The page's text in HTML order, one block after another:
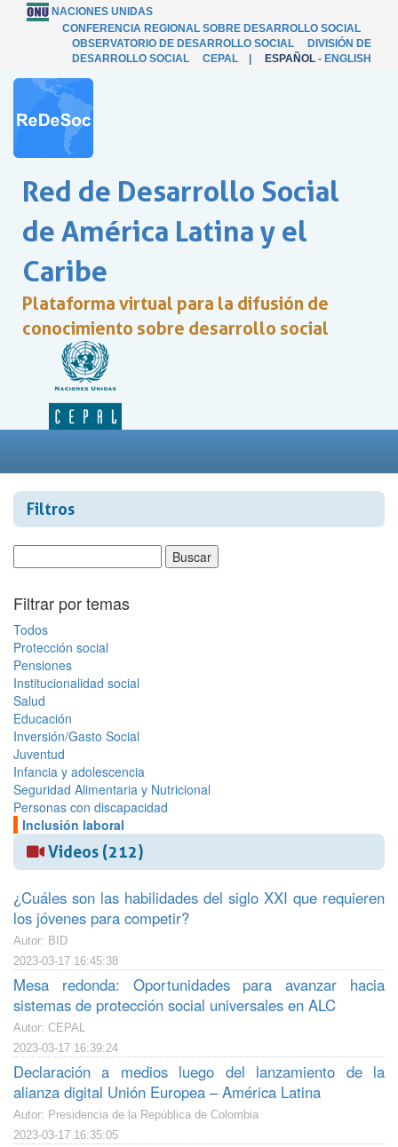
NACIONES UNIDAS
CONFERENCIA REGIONAL SOBRE DESARROLLO SOCIAL
OBSERVATORIO DE DESARROLLO SOCIAL
DIVISIÓN DE
DESARROLLO SOCIAL
CEPAL ESPAÑOL - ENGLISH
Red de Desarrollo Social
de América Latina y el
Caribe
Plataforma virtual para la difusión de
conocimiento sobre desarrollo social
Filtros
Filtrar por temas
Todos
Protección social
Pensiones
Institucionalidad social
Salud
Educación
Inversión/Gasto Social
Juventud
Infancia y adolescencia
Seguridad Alimentaria y Nutricional
Personas con discapacidad
Inclusión laboral
Videos (212)
¿Cuáles son las habilidades del siglo XXI que requieren
los jóvenes para competir?
Autor: BID
2023-03-17 16:45:38
Mesa redonda: Oportunidades para avanzar hacia
sistemas de protección social universales en ALC
Autor: CEPAL
2023-03-17 16:39:24
Declaración a medios luego del lanzamiento de la
alianza digital Unión Europea – América Latina
Autor: Presidencia de la República de Colombia
2023-03-17 16:35:05